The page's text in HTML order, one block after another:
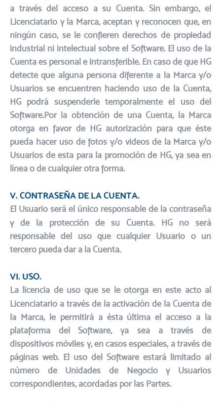
a través del acceso a su Cuenta. Sin embargo, el
Licenciatario y la Marca, aceptan y reconocen que, en
ningún caso, se le confieren derechos de propiedad
industrial ni intelectual sobre el Software. El uso de la
Cuenta es personal e intransferible. En caso de que HG
detecte que alguna persona diferente a la Marca y/o
Usuarios se encuentren haciendo uso de la Cuenta,
HG podrá suspenderle temporalmente el uso del
Software.​Por la obtención de una Cuenta, la Marca
otorga en favor de HG autorización para que éste
pueda hacer uso de fotos y/o videos de la Marca y/o
Usuarios de esta para la promoción de HG, ya sea en
línea o de cualquier otra forma.
V. CONTRASEÑA DE LA CUENTA.
El Usuario será el único responsable de la contraseña
y de la protección de su Cuenta. HG no será
responsable del uso que cualquier Usuario o un
tercero pueda dar a la Cuenta.
VI. USO.​
La licencia de uso que se le otorga en este acto al
Licenciatario a través de la activación de la Cuenta de
la Marca, le permitirá a ésta última el acceso a la
plataforma del Software, ya sea a través de
dispositivos móviles y, en casos especiales, a través de
páginas web. El uso del Software estará limitado al
número de Unidades de Negocio y Usuarios
correspondientes, acordadas por las Partes.